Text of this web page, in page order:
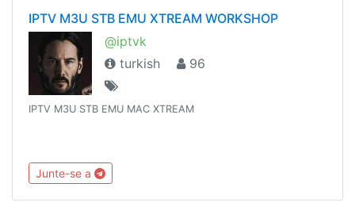
IPTV M3U STB EMU XTREAM WORKSHOP
@iptvk
turkish
96
IPTV M3U STB EMU MAC XTREAM
Junte-se a